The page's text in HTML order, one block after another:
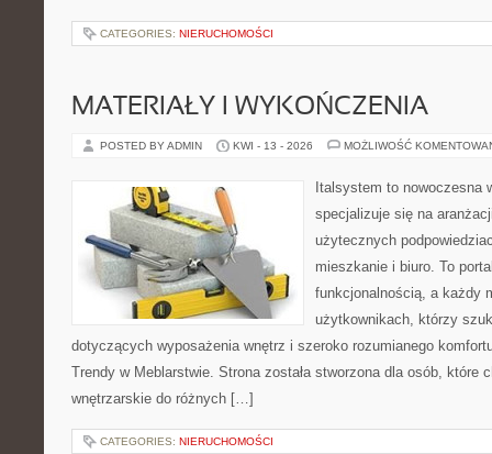
CATEGORIES: NIERUCHOMOŚCI
MATERIAŁY I WYKOŃCZENIA
POSTED BY ADMIN KWI - 13 - 2026 MOŻLIWOŚĆ
Italsystem to nowoczesna
specjalizuje się na
użytecznych
mieszkanie i biuro. To
funkcjonalnością, a każdy
użytkownikach, którzy
dotyczących wyposażenia wnętrz i szeroko rozumianego
Trendy w Meblarstwie. Strona została stworzona dla osób, które
wnętrzarskie do różnych […]
CATEGORIES: NIERUCHOMOŚCI